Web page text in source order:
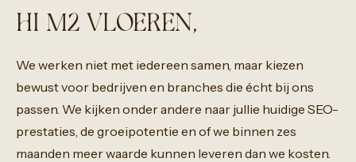
HI M2 VLOEREN,
We werken niet met iedereen samen, maar kiezen
bewustvoor bedrijven en branches die écht bij ons
passen. We kijken onderandere naar jullie huidige SEO-
prestaties, de groeipotentie en ofwe binnen zes
maanden meerwaarde kunnen leveren dan we kosten.